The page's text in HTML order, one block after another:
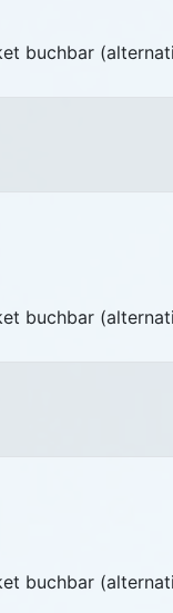
buchbar
buchbar
buchbar